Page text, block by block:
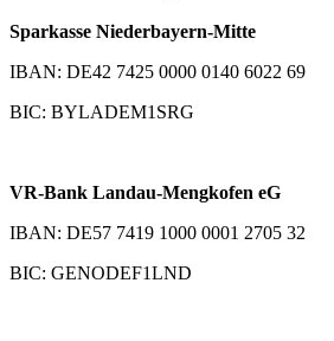
Sparkasse Niederbayern-Mitte
IBAN: DE42 7425 0000 0140 6022 69
BIC: BYLADEM1SRG
VR-Bank Landau-Mengkofen eG
IBAN: DE57 7419 1000 0001 2705 32
BIC: GENODEF1LND